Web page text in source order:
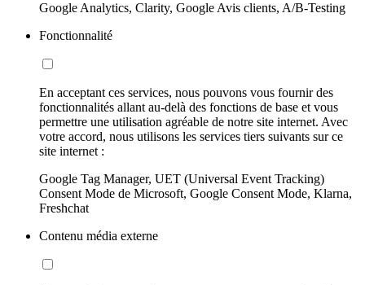
Google Analytics, Clarity, Google Avis clients, A/B-Testing
Fonctionnalité
En acceptant ces services, nous pouvons vous fournir des
fonctionnalités allant au-delà des fonctions de base et vous
permettre une utilisation agréable de notre site internet. Avec
votre accord, nous utilisons les services tiers suivants sur ce
site internet :
Google Tag Manager, UET (Universal Event Tracking)
Consent Mode de Microsoft, Google Consent Mode, Klarna,
Freshchat
Contenu média externe